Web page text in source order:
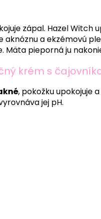
zápal. Hazel Witch
aknóznu a ekzémovú
Mäta pieporná ju
krém s
, pokožku upokojuje
jej pH.